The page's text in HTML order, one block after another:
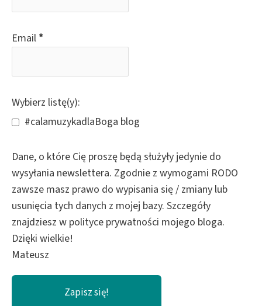
r
Email *
Wybierz listę(y):
#calamuzykadlaBoga blog
Dane, o które Cię proszę będą służyły jedynie do
wysyłania newslettera. Zgodnie z wymogami RODO
zawsze masz prawo do wypisania się / zmiany lub
usunięcia tych danych z mojej bazy. Szczegóły
znajdziesz w polityce prywatności mojego bloga.
Dzięki wielkie!
Mateusz